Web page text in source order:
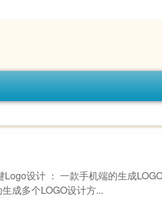
设计 ： 一款手机端的生成
成多个LOGO设计方...